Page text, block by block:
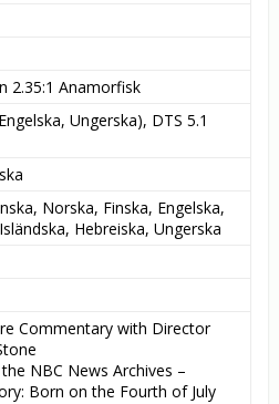
2.35:1 Anamorfisk
Ungerska), DTS 5.1
Norska, Finska, Engelska,
Hebreiska, Ungerska
Commentary with Director
NBC News Archives –
Born on the Fourth of July